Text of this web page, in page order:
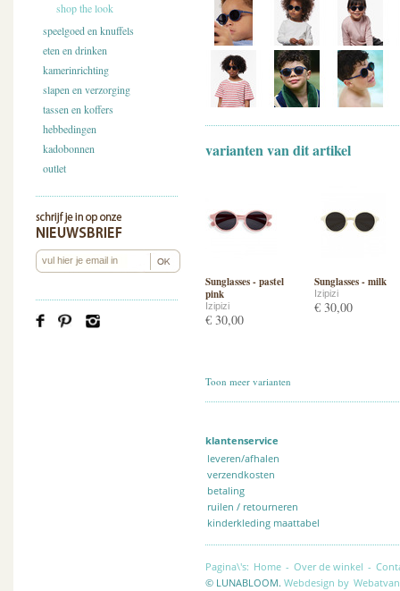
shop the look
speelgoed en knuffels
eten en drinken
kamerinrichting
slapen en verzorging
tassen en koffers
hebbedingen
kadobonnen
outlet
varianten van dit artikel
Sunglasses - pastel
pink
Izipizi
€ 30,00
Sunglasses - milk
Izipizi
€ 30,00
Toon meer varianten
klantenservice
leveren/afhalen
verzendkosten
betaling
ruilen / retourneren
kinderkleding maattabel
Pagina\'s: Home - Over de winkel -
© LUNABLOOM. Webdesign by